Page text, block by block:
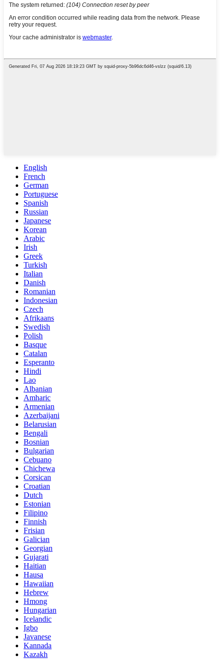
English
French
German
Portuguese
Spanish
Russian
Japanese
Korean
Arabic
Irish
Greek
Turkish
Italian
Danish
Romanian
Indonesian
Czech
Afrikaans
Swedish
Polish
Basque
Catalan
Esperanto
Hindi
Lao
Albanian
Amharic
Armenian
Azerbaijani
Belarusian
Bengali
Bosnian
Bulgarian
Cebuano
Chichewa
Corsican
Croatian
Dutch
Estonian
Filipino
Finnish
Frisian
Galician
Georgian
Gujarati
Haitian
Hausa
Hawaiian
Hebrew
Hmong
Hungarian
Icelandic
Igbo
Javanese
Kannada
Kazakh